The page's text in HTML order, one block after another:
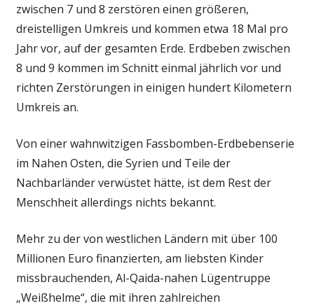
zwischen 7 und 8 zerstören einen größeren,
dreistelligen Umkreis und kommen etwa 18 Mal pro
Jahr vor, auf der gesamten Erde. Erdbeben zwischen
8 und 9 kommen im Schnitt einmal jährlich vor und
richten Zerstörungen in einigen hundert Kilometern
Umkreis an.
Von einer wahnwitzigen Fassbomben-Erdbebenserie
im Nahen Osten, die Syrien und Teile der
Nachbarländer verwüstet hätte, ist dem Rest der
Menschheit allerdings nichts bekannt.
Mehr zu der von westlichen Ländern mit über 100
Millionen Euro finanzierten, am liebsten Kinder
missbrauchenden, Al-Qaida-nahen Lügentruppe
„Weißhelme“, die mit ihren zahlreichen